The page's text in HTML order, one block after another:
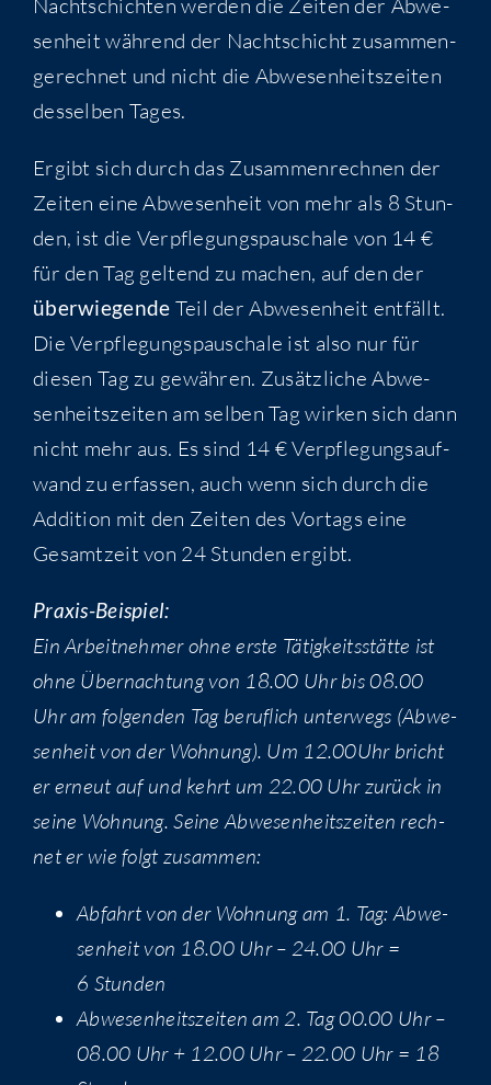
sen­heit wäh­rend der Nacht­schicht zusam­men­
ge­rech­net und nicht die Abwe­sen­heits­zei­ten
des­sel­ben Tages.
Ergibt sich durch das Zusam­men­rech­nen der
Zei­ten eine Abwe­sen­heit von mehr als 8 Stun­
den, ist die Ver­pfle­gungs­pau­scha­le von 14 €
für den Tag gel­tend zu machen, auf den der
über­wie­gen­de Teil der Abwe­sen­heit ent­fällt.
Die Ver­pfle­gungs­pau­scha­le ist also nur für
die­sen Tag zu gewäh­ren. Zusätz­li­che Abwe­
sen­heits­zei­ten am sel­ben Tag wir­ken sich dann
nicht mehr aus. Es sind 14 € Ver­pfle­gungs­auf­
wand zu erfas­sen, auch wenn sich durch die
Addi­ti­on mit den Zei­ten des Vor­tags eine
Gesamt­zeit von 24 Stun­den ergibt.
Pra­xis-Bei­spiel:
Ein Arbeit­neh­mer ohne ers­te Tätig­keits­stät­te ist
ohne Über­nach­tung von 18.00 Uhr bis 08.00
Uhr am fol­gen­den Tag beruf­lich unter­wegs (Abwe­
sen­heit von der Woh­nung). Um 12.00Uhr bricht
er erneut auf und kehrt um 22.00 Uhr zurück in
sei­ne Woh­nung. Sei­ne Abwe­sen­heits­zei­ten rech­
net er wie folgt zusammen:
Abfahrt von der Woh­nung am 1. Tag: Abwe­
sen­heit von 18.00 Uhr – 24.00 Uhr =
6 Stunden
Abwe­sen­heits­zei­ten am 2. Tag 00.00 Uhr –
08.00 Uhr + 12.00 Uhr – 22.00 Uhr = 18